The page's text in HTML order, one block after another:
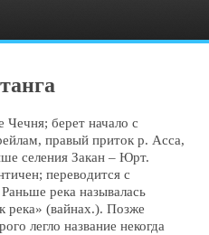
Чечня; берет начало с
правый приток р. Асса,
селения Закан – Юрт.
переводится с
река называлась
река» (вайнах.). Позже
легло название некогда